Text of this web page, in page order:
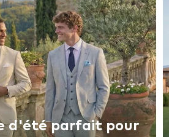
d'été parfait pour